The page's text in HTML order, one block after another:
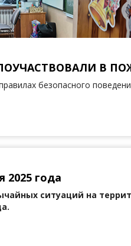
В
безопасного
2025 года
ситуаций на